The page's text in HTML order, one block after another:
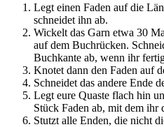
Legt einen Faden auf die
schneidet ihn ab.
Wickelt das Garn etwa 30
auf dem Buchrücken.
Buchkante ab, wenn ihr
Knotet dann den Faden auf
Schneidet das andere Ende
Legt eure Quaste flach hin
Stück Faden ab, mit dem ihr
Stutzt alle Enden, die nicht